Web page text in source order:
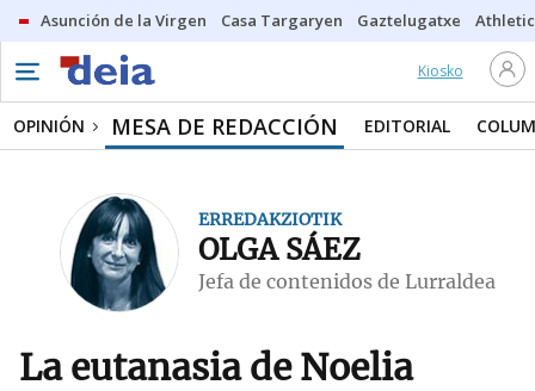
Asunción de la Virgen Casa Targaryen Gaztelugatxe Athletic
Kiosko
OPINIÓN MESA DE REDACCIÓN EDITORIAL
ERREDAKZIOTIK
OLGA SÁEZ
Jefa de contenidos de Lurraldea
La eutanasia de Noelia